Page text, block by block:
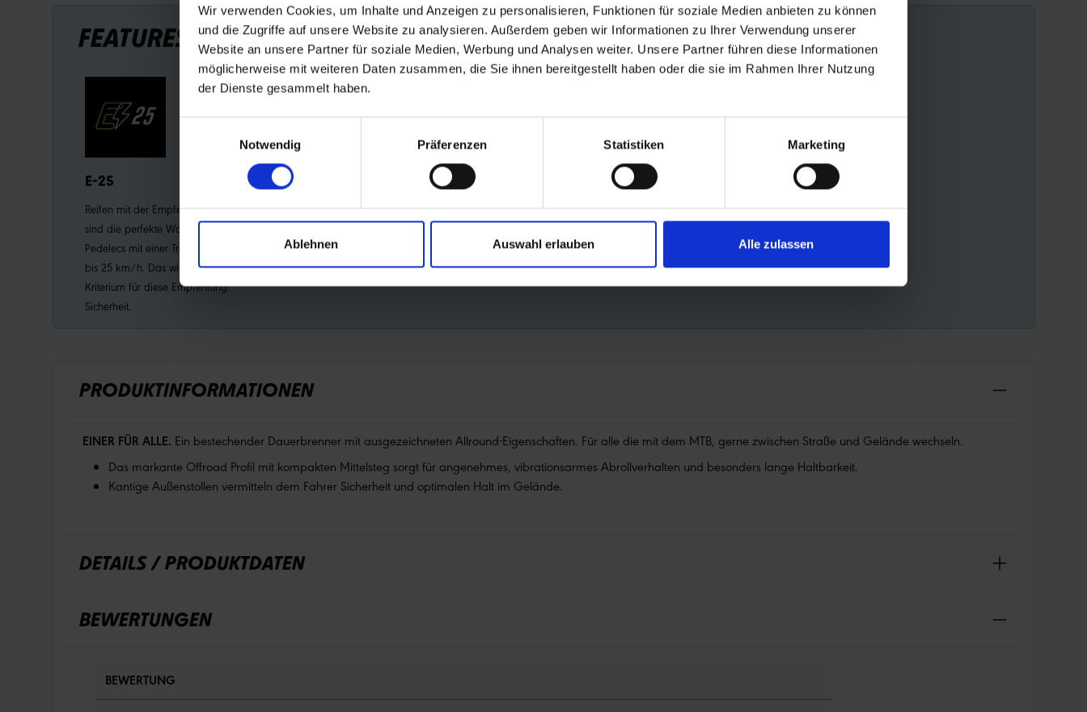
Wir verwenden Cookies, um Inhalte und Anzeigen zu personalisieren, Funktionen für soziale Medien anbieten zu können
und die Zugriffe auf unsere Website zu analysieren. Außerdem geben wir Informationen zu Ihrer Verwendung unserer
Website an unsere Partner für soziale Medien, Werbung und Analysen weiter. Unsere Partner führen diese Informationen
möglicherweise mit weiteren Daten zusammen, die Sie ihnen bereitgestellt haben oder die sie im Rahmen Ihrer Nutzung
der Dienste gesammelt haben.
Notwendig
Präferenzen Statistiken Marketing
Ablehnen Auswahl erlauben Alle zulassen
FEATURES
E-25
Reifen mit der Empfehlung „E-25“
sind die perfekte Wahl für alle
Pedelecs mit einer Tretunterstützung
bis 25 km/h. Das wichtigstes
Kriterium für diese Empfehlung:
Sicherheit.
PRODUKTINFORMATIONEN
EINER FÜR ALLE. Ein bestechender Dauerbrenner mit ausgezeichneten Allround-Eigenschaften. Für alle die mit dem MTB, gerne zwischen Straße und Gelände wechseln.
Das markante Offroad Profil mit kompakten Mittelsteg sorgt für angenehmes, vibrationsarmes Abrollverhalten und besonders lange Haltbarkeit.
Kantige Außenstollen vermitteln dem Fahrer Sicherheit und optimalen Halt im Gelände.
DETAILS / PRODUKTDATEN
BEWERTUNGEN
BEWERTUNG